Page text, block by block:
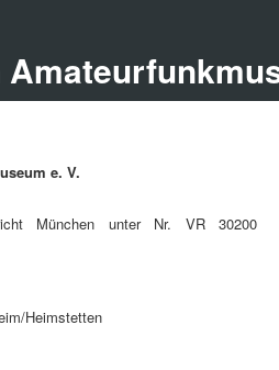
e. V.
München unter Nr. VR 30200
Heimstetten